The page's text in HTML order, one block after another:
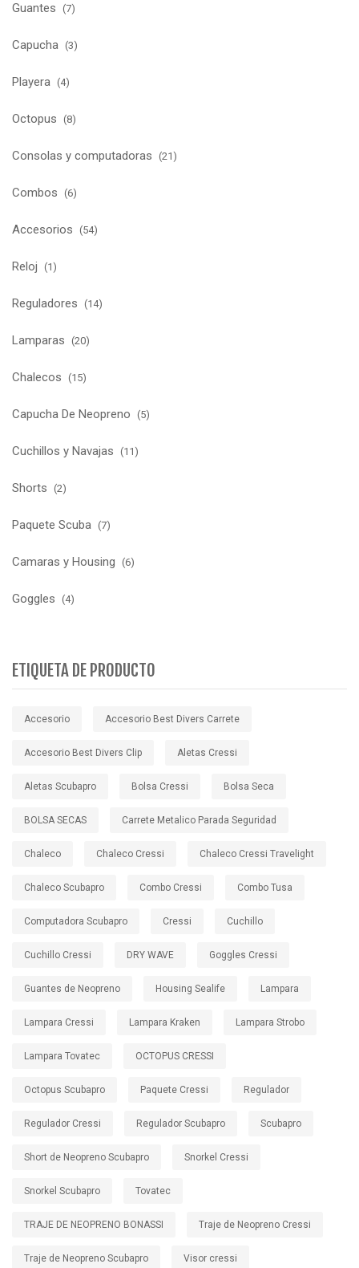
Guantes (7)
Capucha (3)
Playera (4)
Octopus (8)
Consolas y computadoras (21)
Combos (6)
Accesorios (54)
Reloj (1)
Reguladores (14)
Lamparas (20)
Chalecos (15)
Capucha De Neopreno (5)
Cuchillos y Navajas (11)
Shorts (2)
Paquete Scuba (7)
Camaras y Housing (6)
Goggles (4)
ETIQUETA DE PRODUCTO
Accesorio Accesorio Best Divers Carrete
Accesorio Best Divers Clip Aletas Cressi
Aletas Scubapro Bolsa Cressi Bolsa Seca
BOLSA SECAS Carrete Metalico Parada Seguridad
Chaleco Chaleco Cressi Chaleco Cressi Travelight
Chaleco Scubapro Combo Cressi Combo Tusa
Computadora Scubapro Cressi Cuchillo
Cuchillo Cressi DRY WAVE Goggles Cressi
Guantes de Neopreno Housing Sealife Lampara
Lampara Cressi Lampara Kraken Lampara Strobo
Lampara Tovatec OCTOPUS CRESSI
Octopus Scubapro Paquete Cressi Regulador
Regulador Cressi Regulador Scubapro Scubapro
Short de Neopreno Scubapro Snorkel Cressi
Snorkel Scubapro Tovatec
TRAJE DE NEOPRENO BONASSI Traje de Neopreno Cressi
Traje de Neopreno Scubapro Visor cressi